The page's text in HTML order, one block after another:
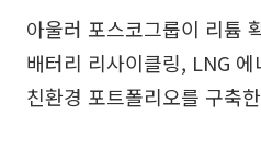
아울러 포스코그룹이 리튬
배터리 리사이클링, LNG
친환경 포트폴리오를 구축